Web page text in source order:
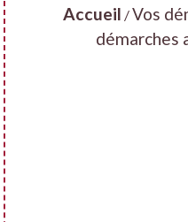
Accueil /Vos
démarches